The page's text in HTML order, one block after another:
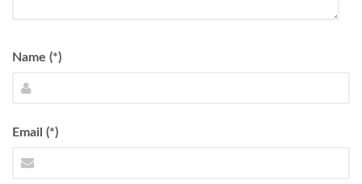
Name (*)
Email (*)